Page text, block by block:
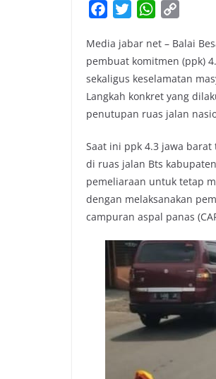
c
e
b
o
o
i
t
t
e
r
W
a
t
s
A
p
p
y
L
i
n
Media jabar net – Balai
pembuat komitmen (ppk)
sekaligus keselamatan
Langkah konkret yang
penutupan ruas jalan
Saat ini ppk 4.3 jawa
di ruas jalan Bts
pemeliaraan untuk tetap
dengan melaksanakan
campuran aspal panas